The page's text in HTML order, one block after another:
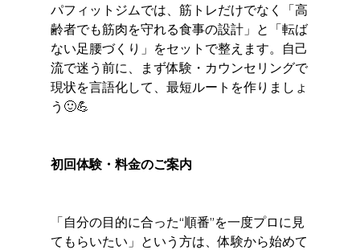
パフィットジムでは、筋トレだけでなく「高
齢者でも筋肉を守れる食事の設計」と「転ば
ない足腰づくり」をセットで整えます。自己
流で迷う前に、まず体験・カウンセリングで
現状を言語化して、最短ルートを作りましょ
う🙂💪
初回体験・料金のご案内
「自分の目的に合った“順番”を一度プロに見
てもらいたい」という方は、体験から始めて